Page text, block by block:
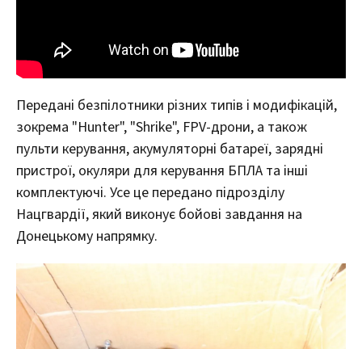
Передані безпілотники різних типів і модифікацій,
зокрема "Hunter", "Shrike", FPV-дрони, а також
пульти керування, акумуляторні батареї, зарядні
пристрої, окуляри для керування БПЛА та інші
комплектуючі. Усе це передано підрозділу
Нацгвардії, який виконує бойові завдання на
Донецькому напрямку.